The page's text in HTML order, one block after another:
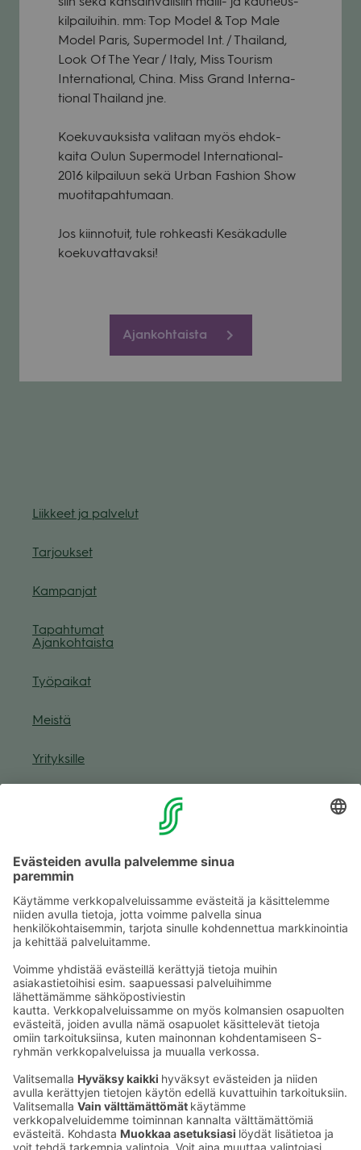
kil­pai­lui­hin. mm: Top Model & Top Male
Model Paris, Super­mo­del Int. / Thai­land,
Look Of The Year / Italy, Miss Tou­rism
Inter­na­tio­nal, China. Miss Grand Inter­na­
tio­nal Thai­land jne.
Koe­ku­vauk­sista vali­taan myös ehdok­
kaita Oulun Super­mo­del Inter­na­tio­nal-
2016 kil­pai­luun sekä Urban Fas­hion Show
muo­ti­ta­pah­tu­maan.
Jos kiin­no­tuit, tule roh­keasti Kesä­ka­dulle
koe­ku­vat­ta­vaksi!
Ajankohtaista
Liik­keet ja pal­ve­lut
Tar­jouk­set
Kam­pan­jat
Tapah­tu­mat
Ajan­koh­taista
Työ­pai­kat
Meistä
Yri­tyk­sille
Muuta eväs­tea­se­tuk­sia & eväs­tein­for­maa­tio
Tie­to­suo­ja­se­loste (Arina)
Kaup­pa­kes­kus
Ma-pe
9–20
La
9–19
Su
11–18
Katso poik­keus­au­kio­lottäältä
Iso­katu 22–25,
90100 Oulu